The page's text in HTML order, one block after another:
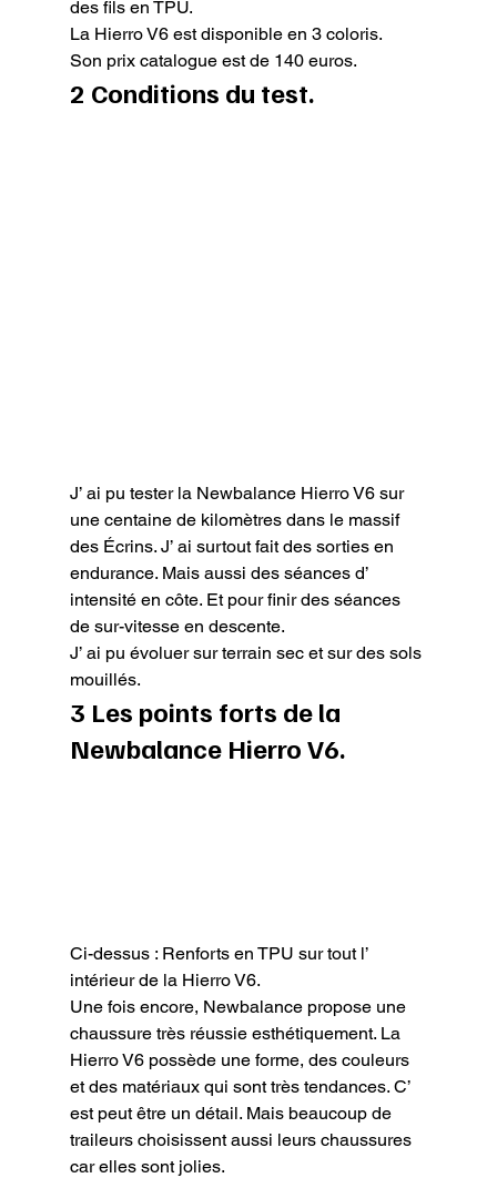
des fils en TPU.
La Hierro V6 est disponible en 3 coloris.
Son prix catalogue est de 140 euros.
2 Conditions du test.
J’ ai pu tester la Newbalance Hierro V6 sur
une centaine de kilomètres dans le massif
des Écrins. J’ ai surtout fait des sorties en
endurance. Mais aussi des séances d’
intensité en côte. Et pour finir des séances
de sur-vitesse en descente.
J’ ai pu évoluer sur terrain sec et sur des sols
mouillés.
3 Les points forts de la
Newbalance Hierro V6.
Ci-dessus : Renforts en TPU sur tout l’
intérieur de la Hierro V6.
Une fois encore, Newbalance propose une
chaussure très réussie esthétiquement. La
Hierro V6 possède une forme, des couleurs
et des matériaux qui sont très tendances. C’
est peut être un détail. Mais beaucoup de
traileurs choisissent aussi leurs chaussures
car elles sont jolies.